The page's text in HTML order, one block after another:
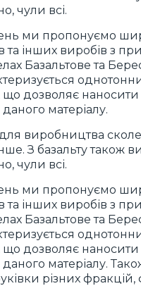
чули всі.
ми пропонуємо
та інших виробів з
Базальтове та
дозволяє наносити
матеріалу.
виробництва
З базальту також
чули всі.
ми пропонуємо
та інших виробів з
Базальтове та
дозволяє наносити
матеріалу.
різних